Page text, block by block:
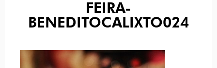
FEIRA-
BENEDITOCALIXTO024